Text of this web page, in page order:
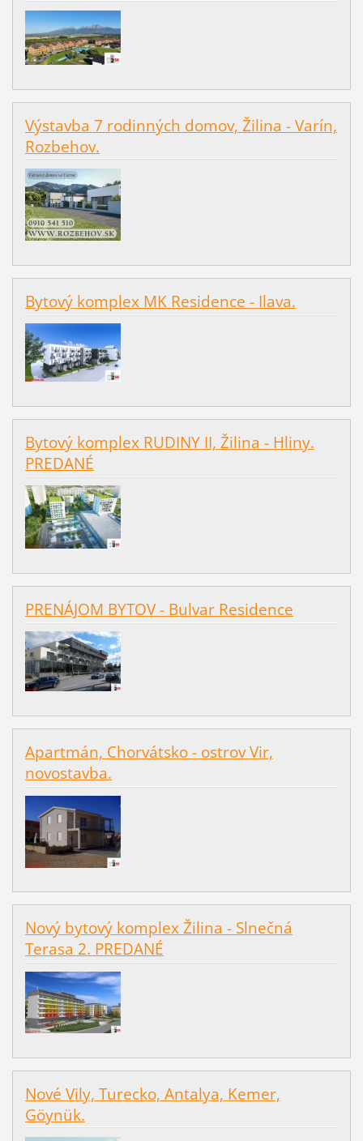
Výstavba 7 rodinných domov, Žilina - Varín,
Rozbehov.
Bytový komplex MK Residence - Ilava.
Bytový komplex RUDINY II, Žilina - Hliny.
PREDANÉ
PRENÁJOM BYTOV - Bulvar Residence
Apartmán, Chorvátsko - ostrov Vir,
novostavba.
Nový bytový komplex Žilina - Slnečná
Terasa 2. PREDANÉ
Nové Vily, Turecko, Antalya, Kemer,
Göynük.